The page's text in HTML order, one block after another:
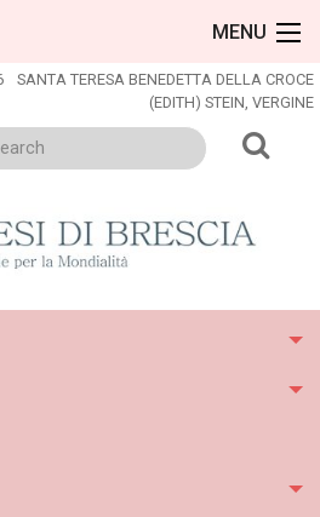
MENU
SANTA TERESA BENEDETTA DELLA CROCE
(EDITH) STEIN, VERGINE